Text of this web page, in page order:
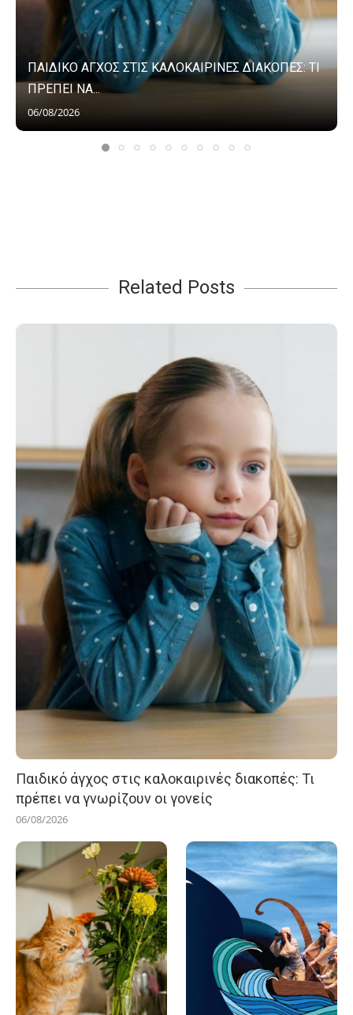
ΠΑΙΔΙΚΟ ΑΓΧΟΣ ΣΤΙΣ ΚΑΛΟΚΑΙΡΙΝΕΣ ΔΙΑΚΟΠΕΣ: ΤΙ
ΠΡΕΠΕΙ ΝΑ...
06/08/2026
Related Posts
Παιδικό άγχος στις καλοκαιρινές διακοπές: Τι
πρέπει να γνωρίζουν οι γονείς
06/08/2026